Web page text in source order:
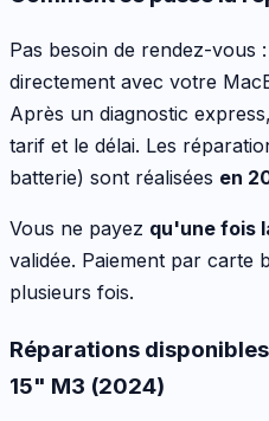
Pas besoin de rendez-vous
directement avec votre
Après un diagnostic
tarif et le délai. Les
batterie) sont réalisées en
Vous ne payez qu'une fois
validée. Paiement par carte
plusieurs fois.
Réparations
15" M3 (2024)